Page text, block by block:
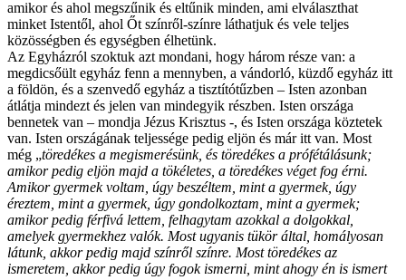
amikor és ahol megszűnik és eltűnik minden, ami elválaszthat
minket Istentől, ahol Őt színről-színre láthatjuk és vele teljes
közösségben és egységben élhetünk.
Az Egyházról szoktuk azt mondani, hogy három része van: a
megdicsőült egyház fenn a mennyben, a vándorló, küzdő egyház itt
a földön, és a szenvedő egyház a tisztítótűzben – Isten azonban
átlátja mindezt és jelen van mindegyik részben. Isten országa
bennetek van – mondja Jézus Krisztus -, és Isten országa köztetek
van. Isten országának teljessége pedig eljön és már itt van. Most
még „töredékes a megismerésünk, és töredékes a prófétálásunk;
amikor pedig eljön majd a tökéletes, a töredékes véget fog érni.
Amikor gyermek voltam, úgy beszéltem, mint a gyermek, úgy
éreztem, mint a gyermek, úgy gondolkoztam, mint a gyermek;
amikor pedig férfivá lettem, felhagytam azokkal a dolgokkal,
amelyek gyermekhez valók. Most ugyanis tükör által, homályosan
látunk, akkor pedig majd színről színre. Most töredékes az
ismeretem, akkor pedig úgy fogok ismerni, mint ahogy én is ismert